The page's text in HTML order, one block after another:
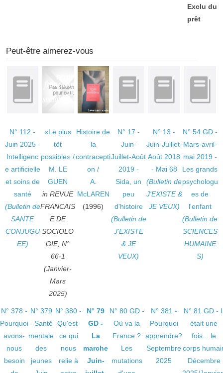
Exclu du
prêt
Peut-être aimerez-vous
N° 112 -
Juin 2025 -
Intelligenc
e artificielle
et soins de
santé
(Bulletin de
SANTE
CONJUGU
EE)
«Le plus
tôt
possible» /
M. LE
GUEN
in REVUE
FRANCAIS
E DE
SOCIOLO
GIE, N°
66-1
(Janvier-
Mars
2025)
Histoire de
la
contracepti
on /
A.
McLAREN
(1996)
N° 17 -
Juin-
Juillet-Août
2019 -
Sida, un
peu
d'histoire
(Bulletin de
J'EXISTE
& JE
VEUX)
N° 13 -
Juin-Juillet-
Août 2018
- Mai 68
(Bulletin de
J'EXISTE &
JE VEUX)
N° 54 GD -
Mars-avril-
mai 2019 -
Les grands
psychologu
es de
l'enfant
(Bulletin de
SCIENCES
HUMAINE
S)
N° 378 -
Pourquoi
avons-
nous
besoin
N° 379
- Santé
mentale
des
jeunes
N° 380 -
Qu'est-
ce qui
nous
relie à
N° 79
GD -
La
marche
Juin-
N° 80 GD -
Où va la
France ?
Les
mutations
N° 381 -
Pourquoi
apprendre?
Septembre
2025
N° 81 GD -
était une
fois... le
corps
Décembre